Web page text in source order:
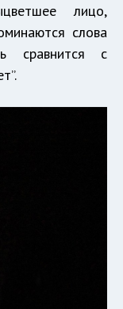
лицо,
слова
сравнится с